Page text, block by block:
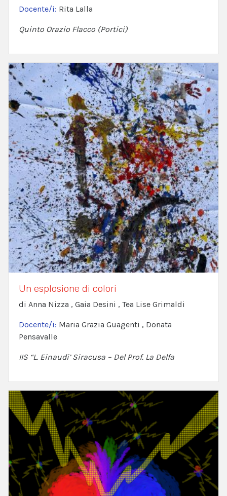
Docente/i: Rita Lalla
Quinto Orazio Flacco (Portici)
Un esplosione di colori
di Anna Nizza , Gaia Desini , Tea Lise Grimaldi
Docente/i: Maria Grazia Guagenti , Donata
Pensavalle
IIS “L. Einaudi’ Siracusa – Del Prof. La Delfa